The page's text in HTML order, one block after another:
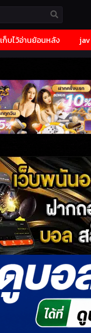
เก็บไว้อ่านย้อนหลัง jav